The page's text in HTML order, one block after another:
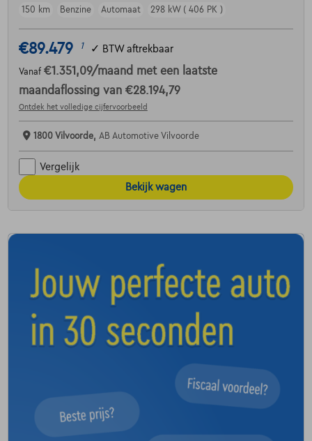
150 km
Benzine Automaat 298 kW ( 406 PK )
€89.479 1 ✓ BTW aftrekbaar
Vanaf €1.351,09/maand met een laatste
maandaflossing van €28.194,79
Ontdek het volledige cijfervoorbeeld
1800 Vilvoorde, AB Automotive Vilvoorde
Vergelijk
Bekijk wagen